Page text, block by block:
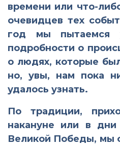
времени или что-
очевидцев тех
год мы пытаемся
подробности о
о людях, которые
но, увы, нам пока
удалось узнать.
По традиции,
накануне или в дни
Великой Победы, мы